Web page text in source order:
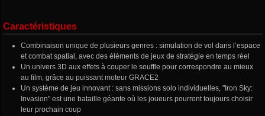
Caractéristiques
Combinaison unique de plusieurs genres : simulation de vol dans l’espace
et combat spatial, avec des éléments de jeux de stratégie en temps réel
Un univers 3D aux effets à couper le souffle pour correspondre au mieux
au film, grâce au puissant moteur GRACE2
Un système de jeu innovant : sans missions solo individuelles, "Iron Sky:
Invasion" est une bataille géante où les joueurs pourront toujours choisir
leur prochain coup